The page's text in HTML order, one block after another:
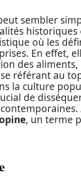
sembler
où les
En effet,
des
référant au
la culture
de
, un terme